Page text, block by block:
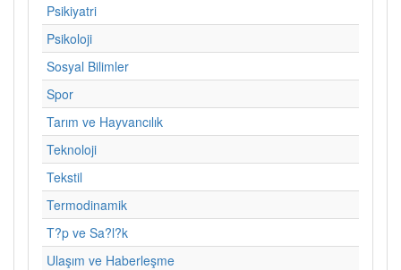
Psikiyatri
Psikoloji
Sosyal Bilimler
Spor
Tarım ve Hayvancılık
Teknoloji
Tekstil
Termodinamik
T?p ve Sa?l?k
Ulaşım ve Haberleşme